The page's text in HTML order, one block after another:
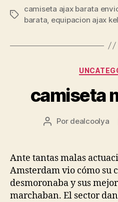
Etiquetas
camiseta ajax barata
barata equipacion ajax
camiseta
Autor
entrada
Por dealcoolya
Ante tantas malas
Amsterdam vio cómo su
desmoronaba y sus
marchaban. El sector